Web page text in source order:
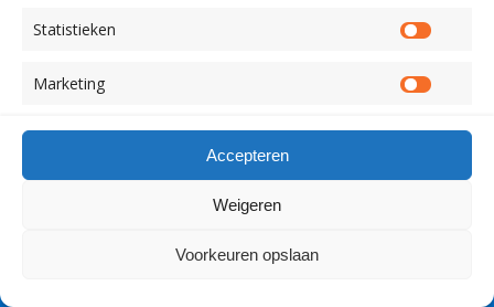
Statistieken
Marketing
Accepteren
Weigeren
Voorkeuren opslaan